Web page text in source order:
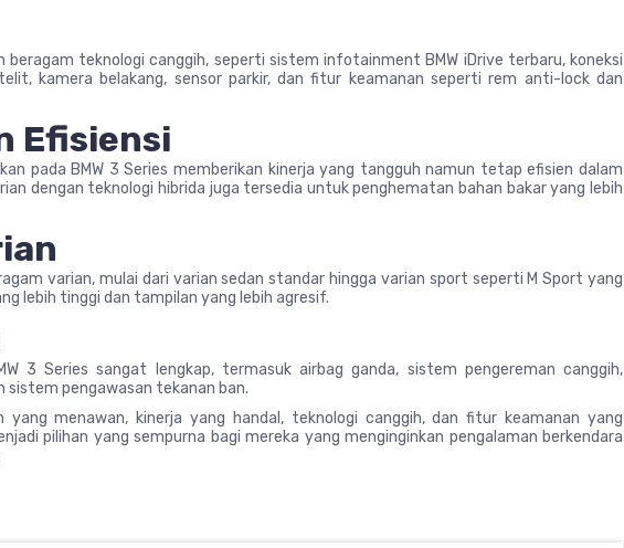
beragam teknologi canggih, seperti sistem infotainment BMW iDrive terbaru, koneksi
kamera belakang, sensor parkir, dan fitur keamanan seperti rem anti-lock dan
Efisiensi
pada BMW 3 Series memberikan kinerja yang tangguh namun tetap efisien dalam
dengan teknologi hibrida juga tersedia untuk penghematan bahan bakar yang lebih
varian, mulai dari varian sedan standar hingga varian sport seperti M Sport yang
lebih tinggi dan tampilan yang lebih agresif.
3 Series sangat lengkap, termasuk airbag ganda, sistem pengereman canggih,
sistem pengawasan tekanan ban.
yang menawan, kinerja yang handal, teknologi canggih, dan fitur keamanan yang
pilihan yang sempurna bagi mereka yang menginginkan pengalaman berkendara